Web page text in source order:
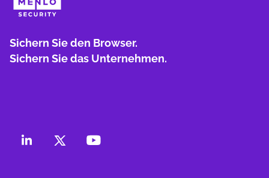
Sichern Sie den Browser.
Sichern Sie das Unternehmen.